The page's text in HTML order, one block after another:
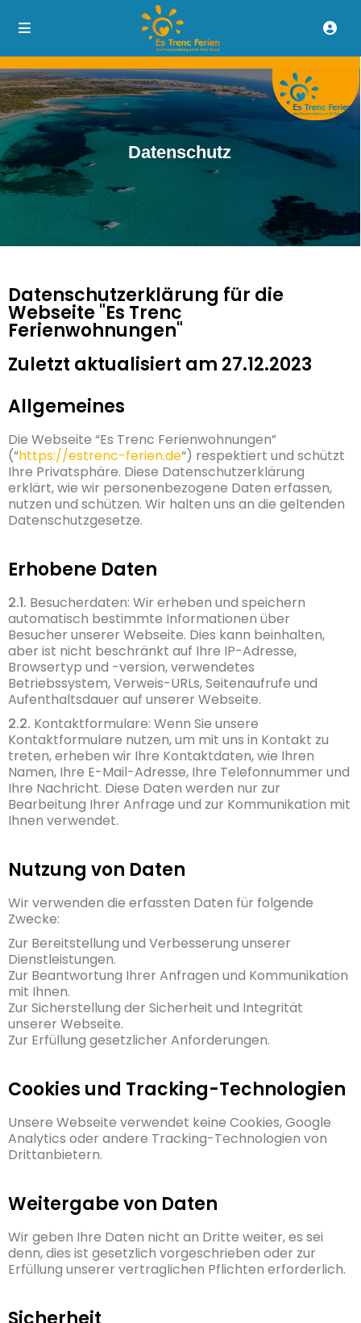
Datenschutz
Datenschutzerklärung für die
Webseite "Es Trenc
Ferienwohnungen"
Zuletzt aktualisiert am 27.12.2023
Allgemeines
Die Webseite “Es Trenc Ferienwohnungen”
(“https://estrenc-ferien.de“) respektiert und schützt
Ihre Privatsphäre. Diese Datenschutzerklärung
erklärt, wie wir personenbezogene Daten erfassen,
nutzen und schützen. Wir halten uns an die geltenden
Datenschutzgesetze.
Erhobene Daten
2.1. Besucherdaten: Wir erheben und speichern
automatisch bestimmte Informationen über
Besucher unserer Webseite. Dies kann beinhalten,
aber ist nicht beschränkt auf Ihre IP-Adresse,
Browsertyp und -version, verwendetes
Betriebssystem, Verweis-URLs, Seitenaufrufe und
Aufenthaltsdauer auf unserer Webseite.
2.2. Kontaktformulare: Wenn Sie unsere
Kontaktformulare nutzen, um mit uns in Kontakt zu
treten, erheben wir Ihre Kontaktdaten, wie Ihren
Namen, Ihre E-Mail-Adresse, Ihre Telefonnummer und
Ihre Nachricht. Diese Daten werden nur zur
Bearbeitung Ihrer Anfrage und zur Kommunikation mit
Ihnen verwendet.
Nutzung von Daten
Wir verwenden die erfassten Daten für folgende
Zwecke:
Zur Bereitstellung und Verbesserung unserer
Dienstleistungen.
Zur Beantwortung Ihrer Anfragen und Kommunikation
mit Ihnen.
Zur Sicherstellung der Sicherheit und Integrität
unserer Webseite.
Zur Erfüllung gesetzlicher Anforderungen.
Cookies und Tracking-Technologien
Unsere Webseite verwendet keine Cookies, Google
Analytics oder andere Tracking-Technologien von
Drittanbietern.
Weitergabe von Daten
Wir geben Ihre Daten nicht an Dritte weiter, es sei
denn, dies ist gesetzlich vorgeschrieben oder zur
Erfüllung unserer vertraglichen Pflichten erforderlich.